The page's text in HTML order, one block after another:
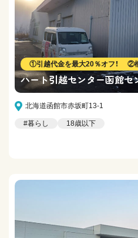
①引越代金を最大20％オフ！ ②梱
ハート引越センター函館セ
北海道函館市赤坂町13-1
#暮らし 18歳以下